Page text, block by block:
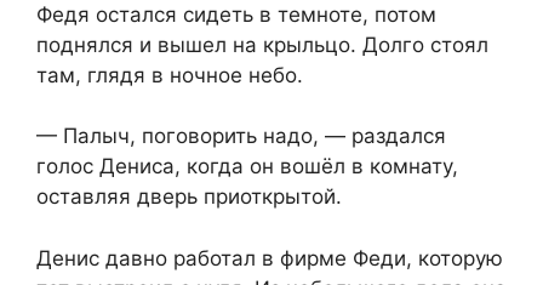
Федя остался сидеть в темноте, потом
поднялся и вышел на крыльцо. Долго стоял
там, глядя в ночное небо.
— Палыч, поговорить надо, — раздался
голос Дениса, когда он вошёл в комнату,
оставляя дверь приоткрытой.
Денис давно работал в фирме Феди, которую